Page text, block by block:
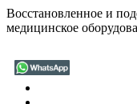
Восстановленное и
медицинское